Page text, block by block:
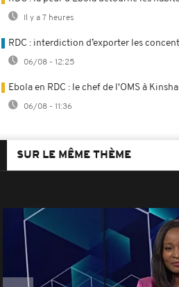
Il y a 7 heures
RDC : interdiction d’exporter les
06/08 - 12:25
Ebola en RDC : le chef de l'OMS à
06/08 - 11:36
SUR LE MÊME THÈME